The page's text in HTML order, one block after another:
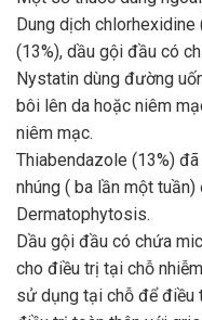
Dung dịch
(13%), dầu gội đầu có
Nystatin dùng đường
bôi lên da hoặc niêm
niêm mạc.
Thiabendazole (13%)
nhúng ( ba lần một
Dermatophytosis.
Dầu gội đầu có chứa
cho điều trị tại chỗ
sử dụng tại chỗ để điều